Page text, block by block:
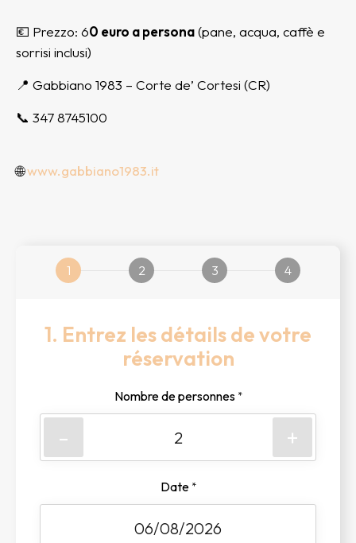
💶 Prezzo: 60 euro a persona(pane, acqua, caffè e
sorrisi inclusi)
📍 Gabbiano 1983 – Corte de’ Cortesi (CR)
📞 347 8745100
🌐www.gabbiano1983.it
1 2 3 4
1. Entrez les détails de votre
réservation
Nombre de personnes *
- +
Date *